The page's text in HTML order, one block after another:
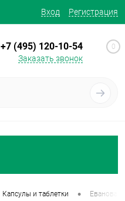
Вход Регистрация
+7 (495) 120-10-54
Заказать звонок
0
Капсулы и таблетки • Еванова